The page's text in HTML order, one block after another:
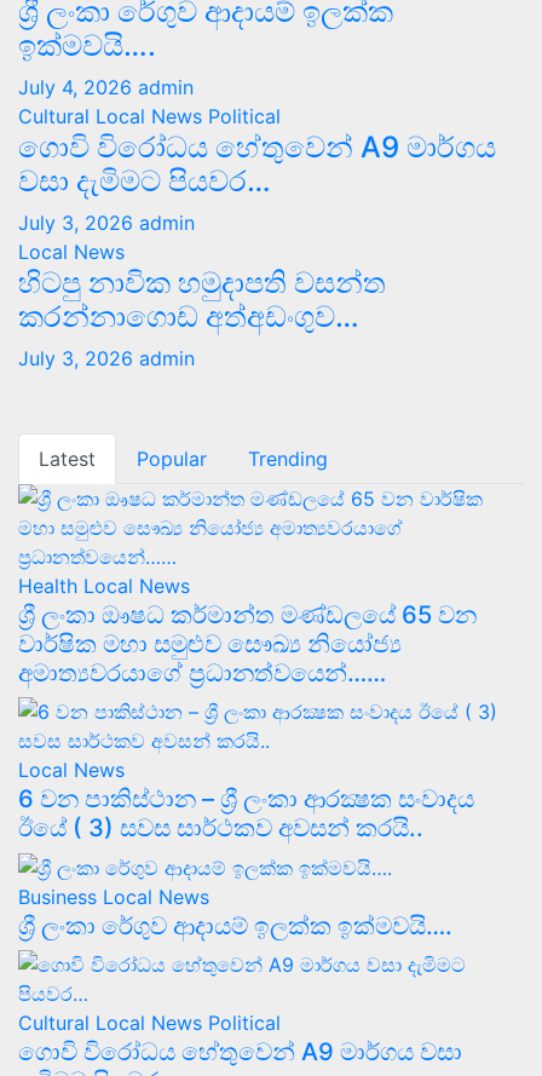
ශ්‍රී ලංකා රේගුව ආදායම් ඉලක්ක
ඉක්මවයි….
July 4, 2026 admin
Cultural Local News Political
ගොවි විරෝධය හේතුවෙන් A9 මාර්ගය
වසා දැමිමට පියවර…
July 3, 2026 admin
Local News
හිටපු නාවික හමුදාපති වසන්ත
කරන්නාගොඩ අත්අඩංගුව…
July 3, 2026 admin
Latest Popular Trending
Health Local News
ශ්‍රී ලංකා ඖෂධ කර්මාන්ත මණ්ඩලයේ 65 වන
වාර්ෂික මහා සමුළුව සෞඛ්‍ය නියෝජ්‍ය
අමාත්‍යවරයාගේ ප්‍රධානත්වයෙන්……
Local News
6 වන පාකිස්ථාන – ශ්‍රී ලංකා ආරක්‍ෂක සංවාදය
ඊයේ ( 3) සවස සාර්ථකව අවසන් කරයි..
Business Local News
ශ්‍රී ලංකා රේගුව ආදායම් ඉලක්ක ඉක්මවයි….
Cultural Local News Political
ගොවි විරෝධය හේතුවෙන් A9 මාර්ගය වසා